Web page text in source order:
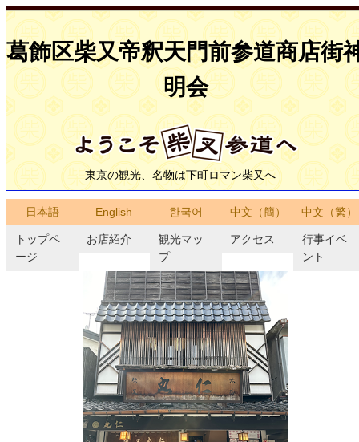
葛飾区柴又帝釈天門前参道商店街
明会
東京の観光、名物は下町ロマン柴又へ
日本語 English 한국어 中文（簡） 中文（繁）
トップペ
ージ
お店紹介
観光マッ
プ
アクセス
行事イベ
ント